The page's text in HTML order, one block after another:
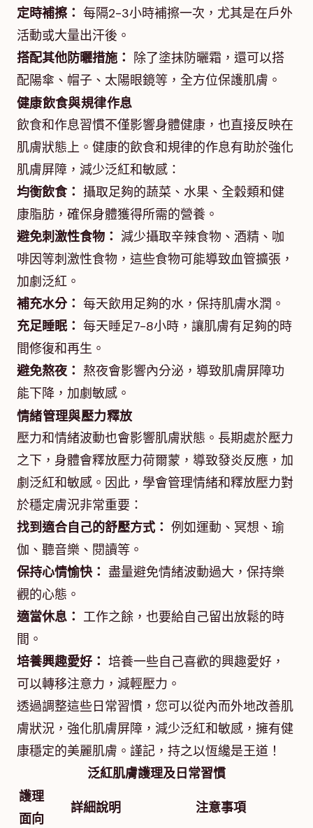
定時補擦： 每隔2-3小時補擦一次，尤其是在戶外
活動或大量出汗後。
搭配其他防曬措施： 除了塗抹防曬霜，還可以搭
配陽傘、帽子、太陽眼鏡等，全方位保護肌膚。
健康飲食與規律作息
飲食和作息習慣不僅影響身體健康，也直接反映在
肌膚狀態上。健康的飲食和規律的作息有助於強化
肌膚屏障，減少泛紅和敏感：
均衡飲食： 攝取足夠的蔬菜、水果、全穀類和健
康脂肪，確保身體獲得所需的營養。
避免刺激性食物： 減少攝取辛辣食物、酒精、咖
啡因等刺激性食物，這些食物可能導致血管擴張，
加劇泛紅。
補充水分： 每天飲用足夠的水，保持肌膚水潤。
充足睡眠： 每天睡足7-8小時，讓肌膚有足夠的時
間修復和再生。
避免熬夜： 熬夜會影響內分泌，導致肌膚屏障功
能下降，加劇敏感。
情緒管理與壓力釋放
壓力和情緒波動也會影響肌膚狀態。長期處於壓力
之下，身體會釋放壓力荷爾蒙，導致發炎反應，加
劇泛紅和敏感。因此，學會管理情緒和釋放壓力對
於穩定膚況非常重要：
找到適合自己的舒壓方式： 例如運動、冥想、瑜
伽、聽音樂、閱讀等。
保持心情愉快： 盡量避免情緒波動過大，保持樂
觀的心態。
適當休息： 工作之餘，也要給自己留出放鬆的時
間。
培養興趣愛好： 培養一些自己喜歡的興趣愛好，
可以轉移注意力，減輕壓力。
透過調整這些日常習慣，您可以從內而外地改善肌
膚狀況，強化肌膚屏障，減少泛紅和敏感，擁有健
康穩定的美麗肌膚。謹記，持之以恆纔是王道！
泛紅肌膚護理及日常習慣
護理
面向
詳細說明 注意事項